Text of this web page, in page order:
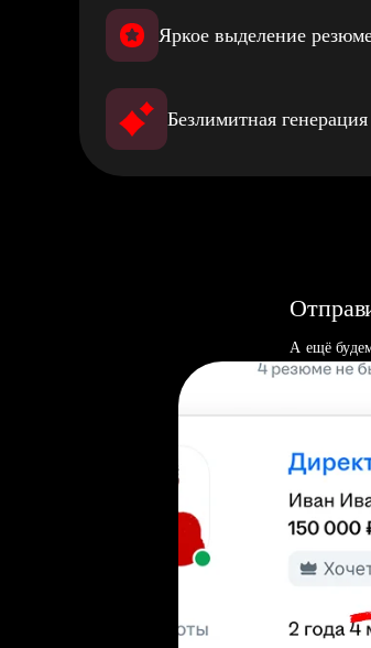
Яркое выделение
Безлимитная
А ещё